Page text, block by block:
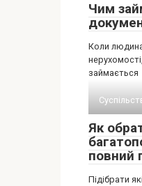
Чим
Коли
займається
Як
повний
Підібрати